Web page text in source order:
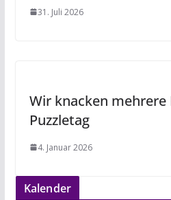
31. Juli 2026
Wir knacken mehrere
Puzzletag
4. Januar 2026
Kalender